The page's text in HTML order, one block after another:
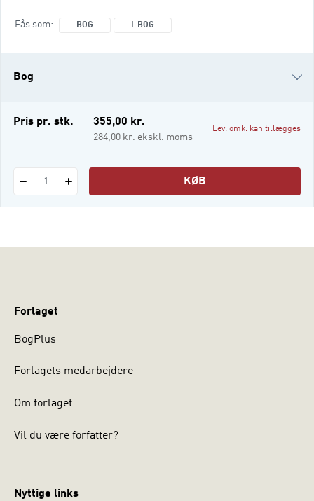
tech
Fås som BOG I-BOG
Bog
i-bog
Pris pr. stk. 355,00 kr.
284,00 kr. ekskl. moms
Lev. omk. kan tillægges
1 KØB
Forlaget
BogPlus
Forlagets medarbejdere
Om forlaget
Vil du være forfatter?
Nyttige links